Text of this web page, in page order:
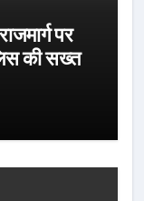
पर
की सख्त